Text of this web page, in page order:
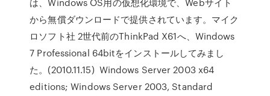
から無償ダウンロードで提供されています。マイク
ロソフト社 2世代前のThinkPad X61へ、Windows
7 Professional 64bitをインストールしてみまし
た。(2010.11.15) Windows Server 2003 x64
editions; Windows Server 2003, Standard